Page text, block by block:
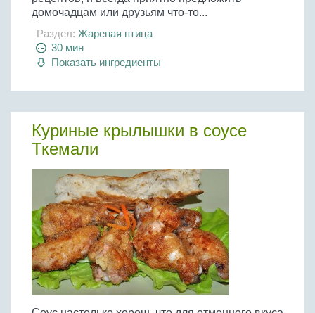
домочадцам или друзьям что-то...
Раздел: Жареная птица
30 мин
Показать ингредиенты
Куриные крылышки в соусе
Ткемали